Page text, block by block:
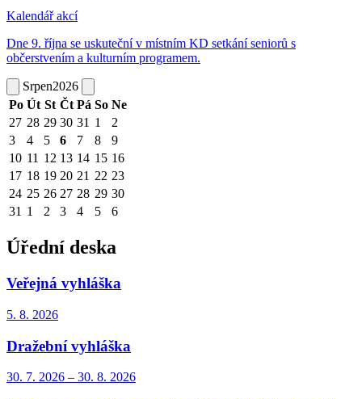
Kalendář akcí
Dne 9. října se uskuteční v místním KD setkání seniorů s
občerstvením a kulturním programem.
Srpen2026
Po Út St Čt Pá So Ne
27 28 29 30 31 1
2
3
4 5 6 7 8
9
10 11 12 13 14 15 16
17 18 19 20 21 22 23
24 25 26 27 28 29 30
31 1 2 3 4 5 6
Úřední deska
Veřejná vyhláška
5. 8. 2026
Dražební vyhláška
30. 7. 2026 – 30. 8. 2026